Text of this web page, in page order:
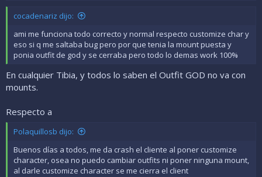
cocadenariz dijo:
ami me funciona todo correcto y normal respecto customize char y
eso si q me saltaba bug pero por que tenia la mount puesta y
ponia outfit de god y se cerraba pero todo lo demas work 100%
En cualquier Tibia, y todos lo saben el Outfit GOD no va con
mounts.
Respecto a
Polaquillosb dijo:
Buenos días a todos, me da crash el cliente al poner customize
character, osea no puedo cambiar outfits ni poner ninguna mount,
al darle customize character se me cierra el client